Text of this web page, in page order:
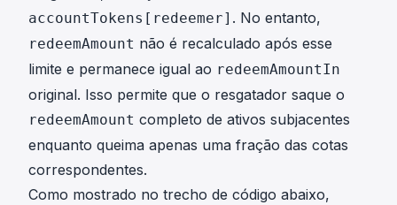
accountTokens[redeemer] . No entanto,
redeemAmount não é recalculado após esse
limite e permanece igual ao redeemAmountIn
original. Isso permite que o resgatador saque o
redeemAmount completo de ativos subjacentes
enquanto queima apenas uma fração das cotas
correspondentes.
Como mostrado no trecho de código abaixo,